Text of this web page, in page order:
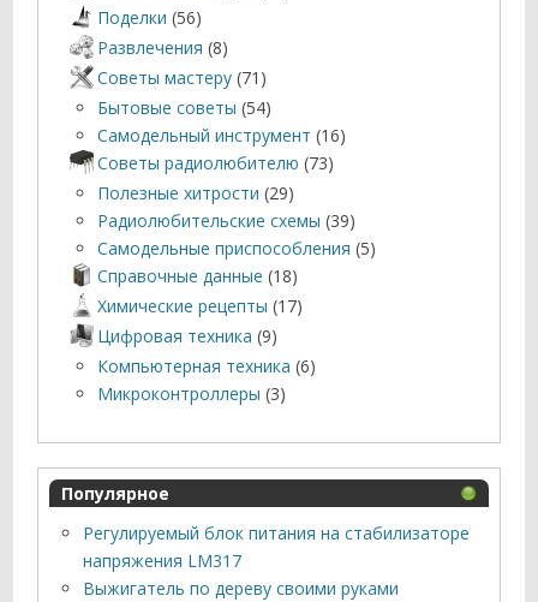
Поделки (56)
Развлечения (8)
Советы мастеру (71)
Бытовые советы (54)
Самодельный инструмент (16)
Советы радиолюбителю (73)
Полезные хитрости (29)
Радиолюбительские схемы (39)
Самодельные приспособления (5)
Справочные данные (18)
Химические рецепты (17)
Цифровая техника (9)
Компьютерная техника (6)
Микроконтроллеры (3)
Популярное
Регулируемый блок питания на стабилизаторе
напряжения LM317
Выжигатель по дереву своими руками